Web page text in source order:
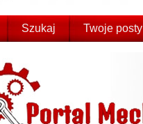
Szukaj Twoje posty